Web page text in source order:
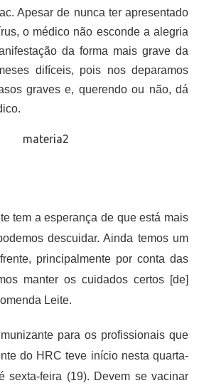
Apesar de nunca ter apresentado
o médico não esconde a alegria
da forma mais grave da
difíceis, pois nos deparamos
graves e, querendo ou não, dá
tem a esperança de que está mais
descuidar. Ainda temos um
principalmente por conta das
manter os cuidados certos [de]
Leite.
para os profissionais que
do HRC teve início nesta quarta-
sexta-feira (19). Devem se vacinar